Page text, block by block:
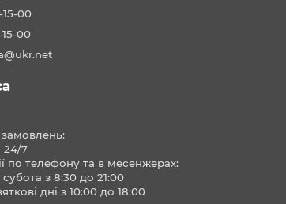
00
00
24/7
по телефону та в месенжерах:
з 8:30 до 21:00
дні з 10:00 до 18:00